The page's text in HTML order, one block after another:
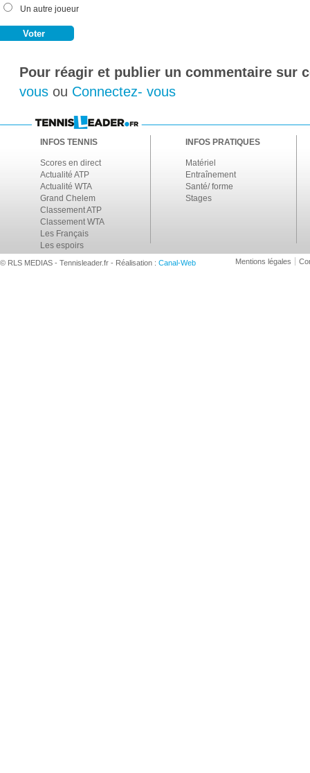
Un autre joueur
Pour réagir et publier un commentaire sur
vous ou Connectez- vous
INFOS TENNIS
Scores en direct
Actualité ATP
Actualité WTA
Grand Chelem
Classement ATP
Classement WTA
Les Français
Les espoirs
INFOS PRATIQUES
Matériel
Entraînement
Santé/ forme
Stages
© RLS MEDIAS - Tennisleader.fr - Réalisation : Canal-Web Mentions légales